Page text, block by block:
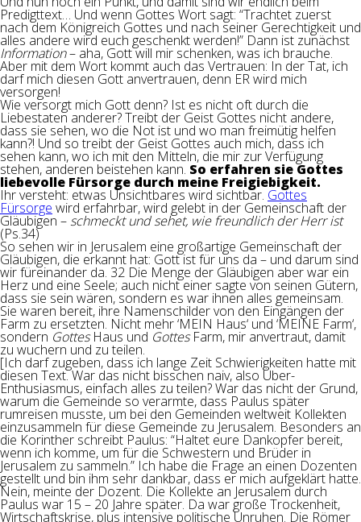
Predigttext… Und wenn Gottes Wort sagt: “Trachtet zuerst
nach dem Königreich Gottes und nach seiner Gerechtigkeit und
alles andere wird euch geschenkt werden!” Dann ist zunächst
Information– aha, Gott will mir schenken, was ich brauche.
Aber mit dem Wort kommt auch das Vertrauen: In der Tat, ich
darf mich diesen Gott anvertrauen, denn ER wird mich
versorgen!
Wie versorgt mich Gott denn? Ist es nicht oft durch die
Liebestaten anderer? Treibt der Geist Gottes nicht andere,
dass sie sehen, wo die Not ist und wo man freimütig helfen
kann?! Und so treibt der Geist Gottes auch mich, dass ich
sehen kann, wo ich mit den Mitteln, die mir zur Verfügung
stehen, anderen beistehen kann. So erfahren sie Gottes
liebevolle Fürsorge durch meine Freigiebigkeit.
Ihr versteht: etwas Unsichtbares wird sichtbar. Gottes
Fürsorge wird erfahrbar, wird gelebt in der Gemeinschaft der
Gläubigen – schmeckt und sehet, wie freundlich der Herr ist
(Ps.34)
So sehen wir in Jerusalem eine großartige Gemeinschaft der
Gläubigen, die erkannt hat: Gott ist für uns da – und darum sind
wir füreinander da. 32 Die Menge der Gläubigen aber war ein
Herz und eine Seele; auch nicht einer sagte von seinen Gütern,
dass sie sein wären, sondern es war ihnen alles gemeinsam.
Sie waren bereit, ihre Namenschilder von den Eingängen der
Farm zu ersetzten. Nicht mehr ‘MEIN Haus‘ und ‘MEINE Farm‘,
sondern GottesHaus und GottesFarm, mir anvertraut, damit
zu wuchern und zu teilen.
[Ich darf zugeben, dass ich lange Zeit Schwierigkeiten hatte mit
diesen Text. War das nicht bisschen naiv, also Über-
Enthusiasmus, einfach alles zu teilen? War das nicht der Grund,
warum die Gemeinde so verarmte, dass Paulus später
rumreisen musste, um bei den Gemeinden weltweit Kollekten
einzusammeln für diese Gemeinde zu Jerusalem. Besonders an
die Korinther schreibt Paulus: “Haltet eure Dankopfer bereit,
wenn ich komme, um für die Schwestern und Brüder in
Jerusalem zu sammeln.” Ich habe die Frage an einen Dozenten
gestellt und bin ihm sehr dankbar, dass er mich aufgeklärt hatte.
Nein, meinte der Dozent. Die Kollekte an Jerusalem durch
Paulus war 15 – 20 Jahre später. Da war große Trockenheit,
Wirtschaftskrise, plus intensive politische Unruhen. Die Römer